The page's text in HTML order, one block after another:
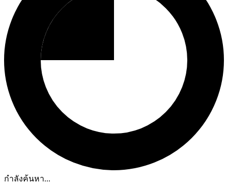
กำลังค้นหา...